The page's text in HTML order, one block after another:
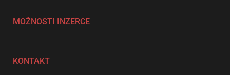
MOŽNOSTI INZERCE
KONTAKT